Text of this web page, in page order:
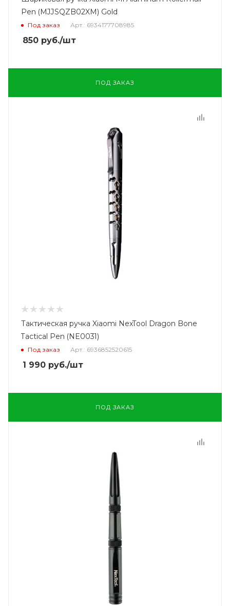
Pen (MJJSQZB02XM) Gold
Под заказ Арт.: 6934177708985
850 руб./шт
ПОД ЗАКАЗ
Тактическая ручка Xiaomi NexTool Dragon Bone
Tactical Pen (NE0031)
Под заказ Арт.: 6936852520615
1 990 руб./шт
ПОД ЗАКАЗ